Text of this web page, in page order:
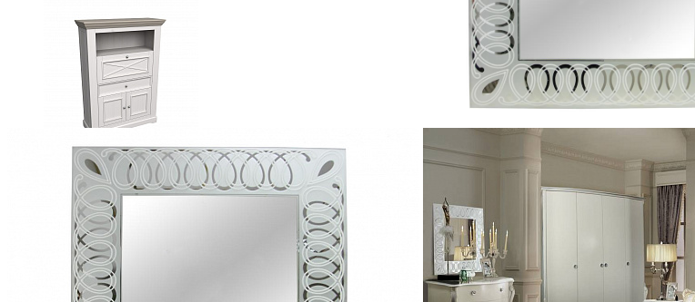
Комод Форест 3 двери 1 ящик арт. 47211
41 293 ₽
52 940 ₽
В корзину
-22%
Спальня
Деревянные кровати с подъемным механизмом